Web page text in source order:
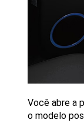
Você abre a
o modelo